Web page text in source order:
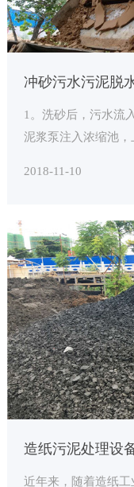
冲砂污水污泥脱
1。洗砂后，污水流
泥浆泵注入浓缩池，
2018-11-10
造纸污泥处理设
近年来，随着造纸